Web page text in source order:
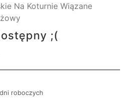
Na Koturnie Wiązane
;(
roboczych